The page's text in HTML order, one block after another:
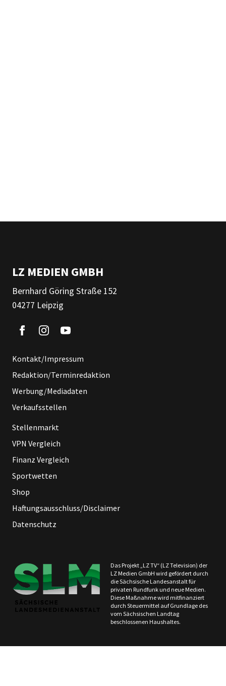
LZ MEDIEN GMBH
Bernhard Göring Straße 152
04277 Leipzig
Kontakt/Impressum
Redaktion/Terminredaktion
Werbung/Mediadaten
Verkaufsstellen
Stellenmarkt
VPN Vergleich
Finanz Vergleich
Sportwetten
Shop
Haftungsausschluss/Disclaimer
Datenschutz
Das Projekt „LZ TV“ (LZ Television) der
LZ Medien GmbH wird gefördert durch
die Sächsische Landesanstalt für
privaten Rundfunk und neue Medien.
Diese Maßnahme wird mitfinanziert
durch Steuermittel auf Grundlage des
vom Sächsischen Landtag
beschlossenen Haushaltes.